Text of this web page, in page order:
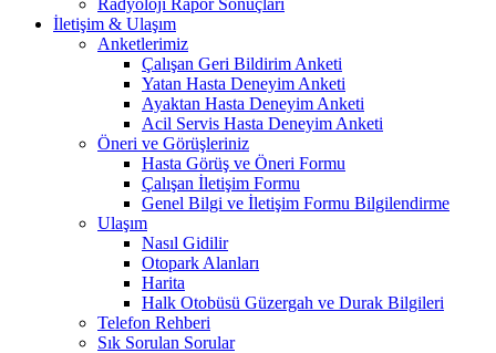
İletişim & Ulaşım
Anketlerimiz
Çalışan Geri Bildirim Anketi
Yatan Hasta Deneyim Anketi
Ayaktan Hasta Deneyim Anketi
Acil Servis Hasta Deneyim Anketi
Öneri ve Görüşleriniz
Hasta Görüş ve Öneri Formu
Çalışan İletişim Formu
Genel Bilgi ve İletişim Formu Bilgilendirme
Ulaşım
Nasıl Gidilir
Otopark Alanları
Harita
Halk Otobüsü Güzergah ve Durak Bilgileri
Telefon Rehberi
Sık Sorulan Sorular